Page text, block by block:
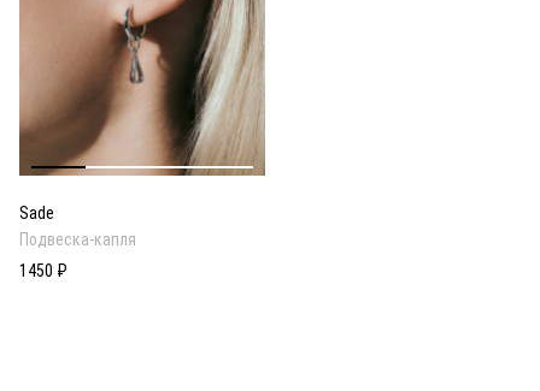
Sade
Подвеска-капля
1450 ₽